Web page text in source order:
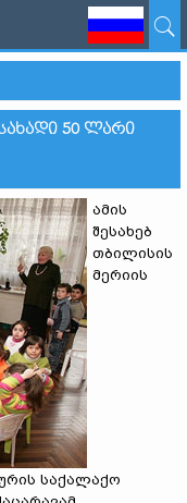
50 ᲚᲐᲠᲘ
ამის
შესახებ
თბილისის
მერიის
საქალაქო